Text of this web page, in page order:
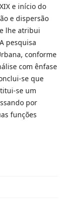
e início do
e dispersão
lhe atribui
pesquisa
conforme
com ênfase
se que
se um
por
funções